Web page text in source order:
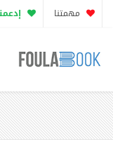
مهمتنا